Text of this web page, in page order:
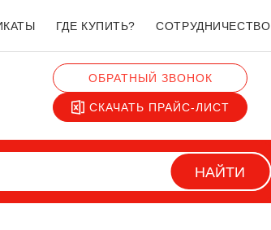
ГДЕ КУПИТЬ? СОТРУДНИЧЕСТВО
ОБРАТНЫЙ ЗВОНОК
СКАЧАТЬ ПРАЙС-ЛИСТ
НАЙТИ